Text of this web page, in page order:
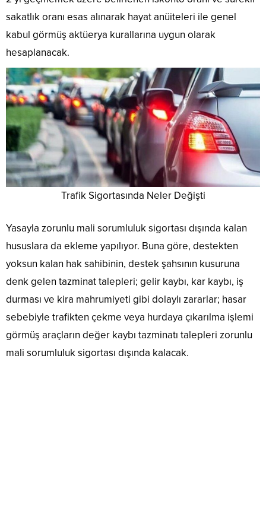
sakatlık oranı esas alınarak hayat anüiteleri ile genel
kabul görmüş aktüerya kurallarına uygun olarak
hesaplanacak.
Trafik Sigortasında Neler Değişti
Yasayla zorunlu mali sorumluluk sigortası dışında kalan
hususlara da ekleme yapılıyor. Buna göre, destekten
yoksun kalan hak sahibinin, destek şahsının kusuruna
denk gelen tazminat talepleri; gelir kaybı, kar kaybı, iş
durması ve kira mahrumiyeti gibi dolaylı zararlar; hasar
sebebiyle trafikten çekme veya hurdaya çıkarılma işlemi
görmüş araçların değer kaybı tazminatı talepleri zorunlu
mali sorumluluk sigortası dışında kalacak.